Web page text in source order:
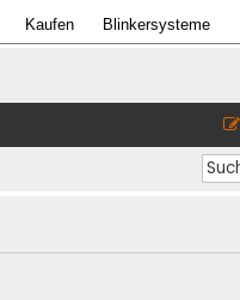
Kaufen Blinkersysteme